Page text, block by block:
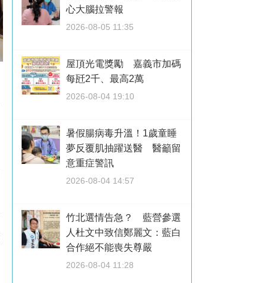
心大腦拉警報
2026-08-05 11:35
屋頂光電獎勵 嘉義市加碼
每瓩2千、最高2萬
2026-08-04 19:10
暑假腸病毒升溫！1歲童睡
夢反覆肌抽躍送醫 醫籲留
意重症警訊
2026-08-04 14:57
竹北選情告急？ 藍營參選
人杜文中致信鄭麗文：藍白
合作絕不能喪失尊嚴
2026-08-04 11:28